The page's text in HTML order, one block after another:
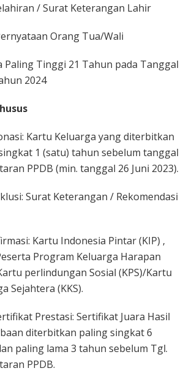
/ Surat Keterangan Lahir
Orang Tua/Wali
Paling Tinggi 21 Tahun pada Tanggal
2024
Kartu Keluarga yang diterbitkan
1 (satu) tahun sebelum tanggal
PPDB (min. tanggal 26 Juni 2023).
Surat Keterangan / Rekomendasi
Kartu Indonesia Pintar (KIP) ,
Program Keluarga Harapan
perlindungan Sosial (KPS)/Kartu
Sejahtera (KKS).
Prestasi: Sertifikat Juara Hasil
diterbitkan paling singkat 6
paling lama 3 tahun sebelum Tgl.
PPDB.